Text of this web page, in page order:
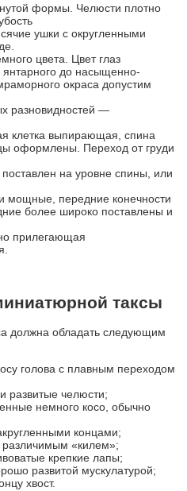
формы. Челюсти плотно
ушки с округленными
цвета. Цвет глаз
янтарного до насыщенно-
окраса допустим
разновидностей —
клетка выпирающая, спина
оформлены. Переход от груди
на уровне спины, или
мощные, передние конечности
более широко поставлены и
прилегающая
таксы
должна обладать следующим
голова с плавным переходом
развитые челюсти;
немного косо, обычно
концами;
различимым «килем»;
крепкие лапы;
развитой мускулатурой;
хвост.